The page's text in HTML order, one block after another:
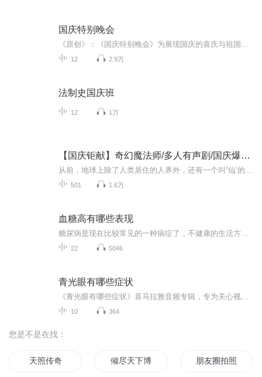
国庆特别晚会
12 2.9万
法制史国庆班
12 1万
【国庆钜献】奇幻魔法师/多人有声剧/国庆爆更七天乐
501 1.6万
血糖高有哪些表现
22 5046
青光眼有哪些症状
10 364
您是不是在找：
天照传奇 倾尽天下博你一笑 朋友圈拍照游戏